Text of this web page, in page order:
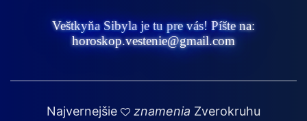
Veštkyňa Sibyla je tu pre vás! Píšte na:
horoskop.vestenie@gmail.com
Najvernejšie znamenia Zverokruhu